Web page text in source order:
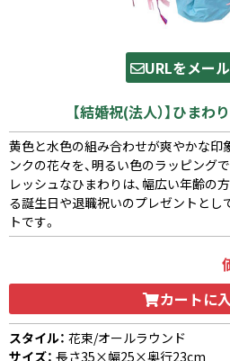
URLをメー
【結婚祝(法人）】ひま
黄色と水色の組み合わせが爽やかな印
ンクの花々を、明るい色のラッピング
レッシュなひまわりは、幅広い年齢の
る誕生日や退職祝いのプレゼントとし
トです。
カートに
スタイル： 花束/オールラウンド
サイズ： 長さ35×幅25×奥行23cm